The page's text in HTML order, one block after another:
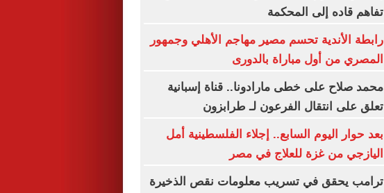
تفاهم قاده إلى المحكمة
رابطة الأندية تحسم مصير مهاجم الأهلي وجمهور
المصري من أول مباراة بالدورى
محمد صلاح على خطى مارادونا.. قناة إسبانية
تعلق على انتقال الفرعون لـ طرابزون
بعد حوار اليوم السابع.. إجلاء الفلسطينية أمل
اليازجي من غزة للعلاج في مصر
ترامب يحقق في تسريب معلومات نقص الذخيرة